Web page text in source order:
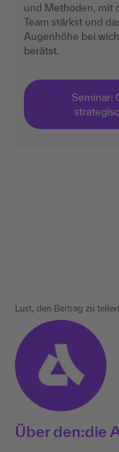
und Methoden, mit
Team stärkst und
Augenhöhe bei
berätst.
Seminar:
Lust, den Beitrag zu
Über den:die